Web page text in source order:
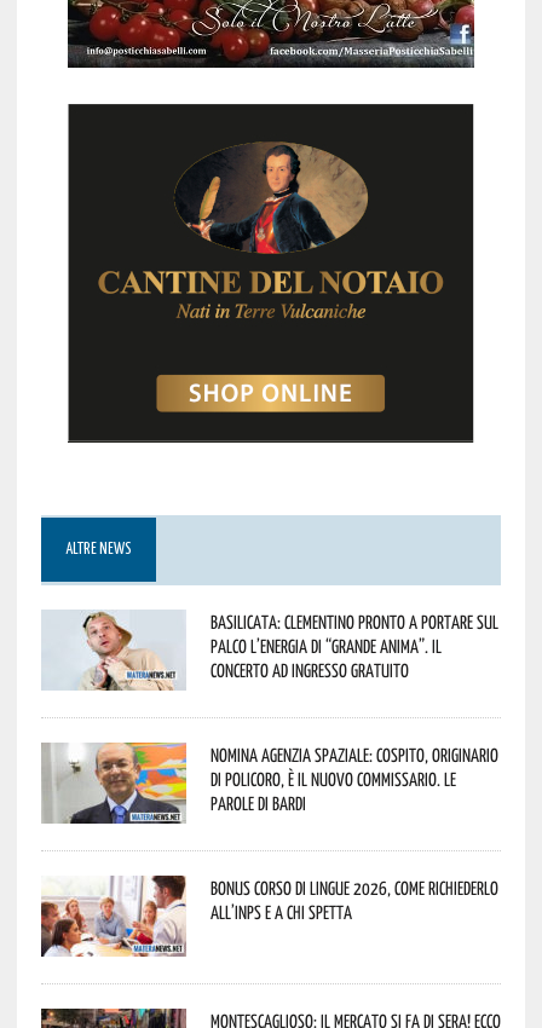
ALTRE NEWS
Basilicata: Clementino pronto a portare sul
palco l’energia di “Grande Anima”. Il
concerto ad ingresso gratuito
Nomina Agenzia Spaziale: Cospito, originario
di Policoro, è il nuovo commissario. Le
parole di Bardi
Bonus corso di lingue 2026, come richiederlo
all’INPS e a chi spetta
Montescaglioso: il mercato si fa di sera! Ecco